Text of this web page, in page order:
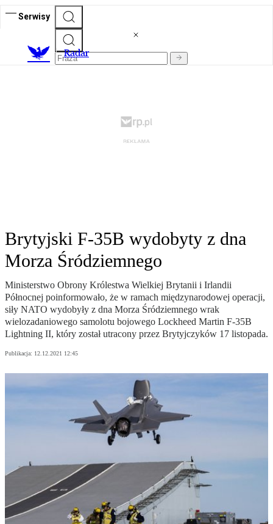
Serwisy
Radar
Brytyjski F-35B wydobyty z dna
Morza Śródziemnego
Ministerstwo Obrony Królestwa Wielkiej Brytanii i Irlandii
Północnej poinformowało, że w ramach międzynarodowej operacji,
siły NATO wydobyły z dna Morza Śródziemnego wrak
wielozadaniowego samolotu bojowego Lockheed Martin F-35B
Lightning II, który został utracony przez Brytyjczyków 17 listopada.
Publikacja: 12.12.2021 12:45